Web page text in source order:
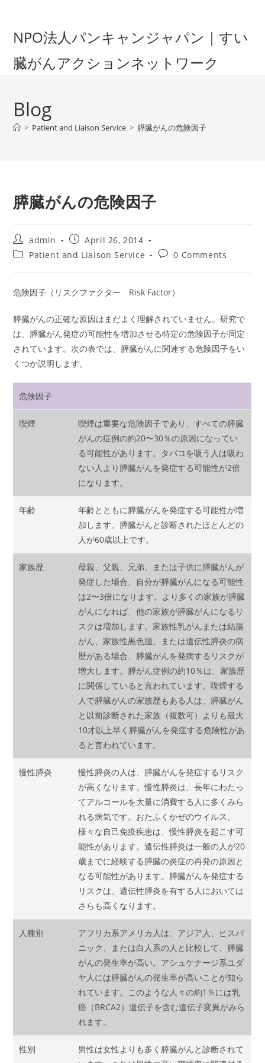
contentNPO法人パンキャンジャパン｜すい
臓がんアクションネットワーク
Blog
> Patient and Liaison Service > 膵臓がんの危険因子
膵臓がんの危険因子
Post
author:
admin
Post
published:
April 26, 2014
PostPatient and Liaison Service
Post0 Comments
危険因子（リスクファクター Risk Factor）
膵臓がんの正確な原因はまだよく理解されていません。研究で
は、膵臓がん発症の可能性を増加させる特定の危険因子が同定
されています。次の表では、膵臓がんに関連する危険因子をい
くつか説明します。
危険因子
喫煙
喫煙は重要な危険因子であり、すべての膵臓
がんの症例の約20〜30％の原因になってい
る可能性があります。タバコを吸う人は吸わ
ない人より膵臓がんを発症する可能性が2倍
になります。
年齢
年齢とともに膵臓がんを発症する可能性が増
加します。膵臓がんと診断されたほとんどの
人が60歳以上です。
家族歴
母親、父親、兄弟、または子供に膵臓がんが
発症した場合、自分が膵臓がんになる可能性
は2〜3倍になります。より多くの家族が膵臓
がんになれば、他の家族が膵臓がんになるリ
スクは増加します。家族性乳がんまたは結腸
がん、家族性黒色腫、または遺伝性膵炎の病
歴がある場合、膵臓がんを発病するリスクが
増大します。膵がん症例の約10％は、家族歴
に関係していると言われています。喫煙する
人で膵臓がんの家族歴もある人は、膵臓がん
と以前診断された家族（複数可）よりも最大
10才以上早く膵臓がんを発症する危険性があ
ると言われています。
慢性膵炎
慢性膵炎の人は、膵臓がんを発症するリスク
が高くなります。慢性膵炎は、長年にわたっ
てアルコールを大量に消費する人に多くみら
れる病気です。おたふくかぜのウイルス、
様々な自己免疫疾患は、慢性膵炎を起こす可
能性があります。遺伝性膵炎は一般の人が20
歳までに経験する膵臓の炎症の再発の原因と
なる可能性があります。膵臓がんを発症する
リスクは、遺伝性膵炎を有する人においては
さらも高くなります。
人種別
アフリカ系アメリカ人は、アジア人、ヒスパ
ニック、または白人系の人と比較して、膵臓
がんの発生率が高い。アシュケナージ系ユダ
ヤ人には膵臓がんの発生率が高いことが知ら
れています。このような人々の約1％には乳
癌（BRCA2）遺伝子を含む遺伝子変異がみら
れます。
性別
男性は女性よりも多く膵臓がんと診断されて